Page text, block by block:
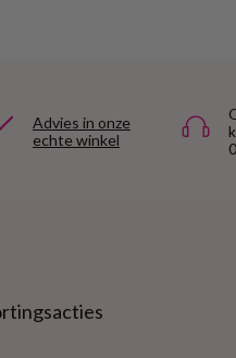
Advies in onze
echte winkel